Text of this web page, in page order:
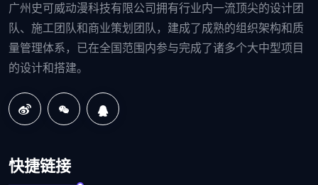
广州史可威动漫科技有限公司拥有行业内一流顶尖的设计团
队、施工团队和商业策划团队，建成了成熟的组织架构和质
量管理体系，已在全国范围内参与完成了诸多个大中型项目
的设计和搭建。
快捷链接